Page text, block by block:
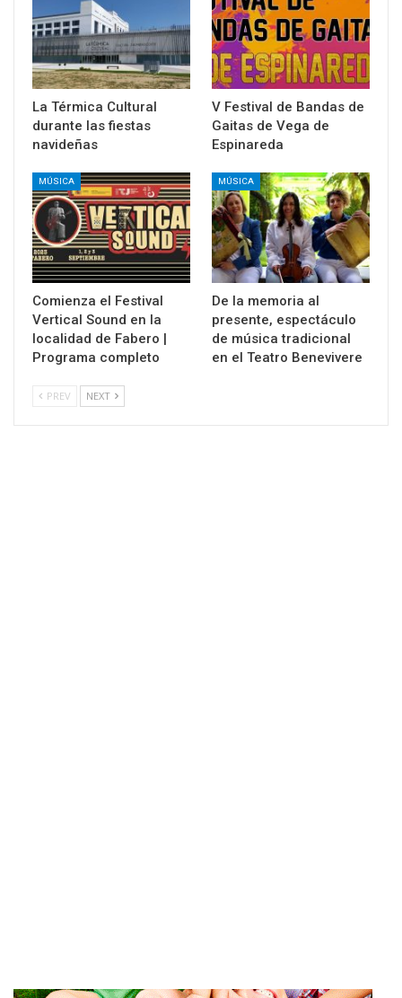
La Térmica Cultural
durante las fiestas
navideñas
V Festival de Bandas de
Gaitas de Vega de
Espinareda
MÚSICA
Comienza el Festival
Vertical Sound en la
localidad de Fabero |
Programa completo
MÚSICA
De la memoria al
presente, espectáculo
de música tradicional
en el Teatro Benevivere
PREV NEXT